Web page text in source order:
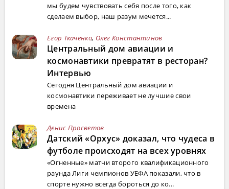
мы будем чувствовать себя после того, как
сделаем выбор, наш разум мечется...
Егор Ткаченко, Олег Константинов
Центральный дом авиации и
космонавтики превратят в ресторан?
Интервью
Сегодня Центральный дом авиации и
космонавтики переживает не лучшие свои
времена
Денис Просветов
Датский «Орхус» доказал, что чудеса в
футболе происходят на всех уровнях
«Огненные» матчи второго квалификационного
раунда Лиги чемпионов УЕФА показали, что в
спорте нужно всегда бороться до ко...